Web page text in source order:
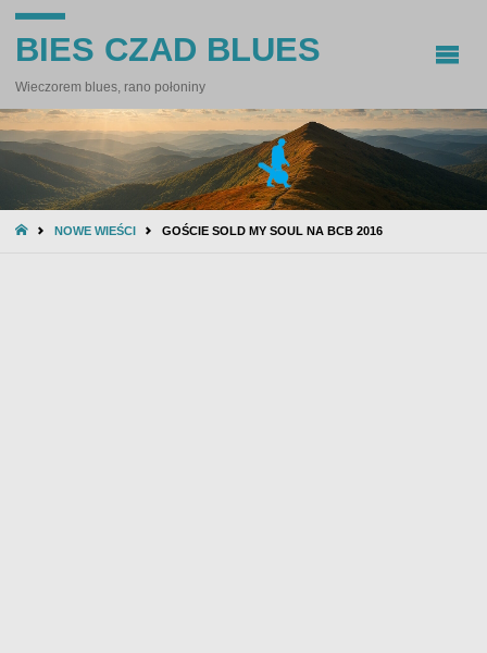
BIES CZAD BLUES
Wieczorem blues, rano połoniny
STRONANOWE WIEŚCI GOŚCIE SOLD MY SOUL NA BCB 2016